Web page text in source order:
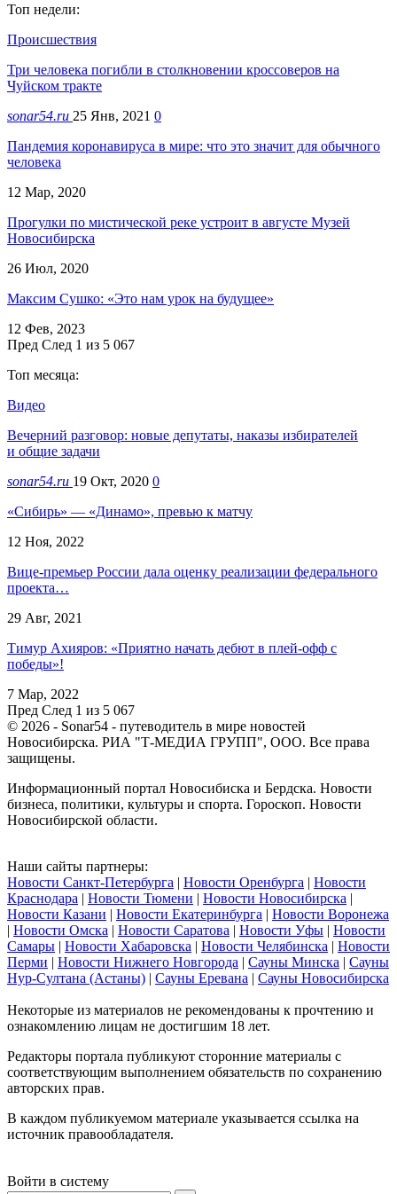
Топ недели:
Происшествия
Три человека погибли в столкновении кроссоверов на
Чуйском тракте
sonar54.ru 25 Янв, 2021 0
Пандемия коронавируса в мире: что это значит для обычного
человека
12 Мар, 2020
Прогулки по мистической реке устроит в августе Музей
Новосибирска
26 Июл, 2020
Максим Сушко: «Это нам урок на будущее»
12 Фев, 2023
Пред След 1 из 5 067
Топ месяца:
Видео
Вечерний разговор: новые депутаты, наказы избирателей
и общие задачи
sonar54.ru 19 Окт, 2020 0
«Сибирь» — «Динамо», превью к матчу
12 Ноя, 2022
Вице-премьер России дала оценку реализации федерального
проекта…
29 Авг, 2021
Тимур Ахияров: «Приятно начать дебют в плей-офф с
победы»!
7 Мар, 2022
Пред След 1 из 5 067
© 2026 - Sonar54 - путеводитель в мире новостей
Новосибирска. РИА "Т-МЕДИА ГРУПП", ООО. Все права
защищены.
Информационный портал Новосибиска и Бердска. Новости
бизнеса, политики, культуры и спорта. Гороскоп. Новости
Новосибирской области.
Наши сайты партнеры:
Новости Санкт-Петербурга | Новости Оренбурга | Новости
Краснодара | Новости Тюмени | Новости Новосибирска |
Новости Казани | Новости Екатеринбурга | Новости Воронежа
| Новости Омска | Новости Саратова | Новости Уфы | Новости
Самары | Новости Хабаровска | Новости Челябинска | Новости
Перми | Новости Нижнего Новгорода | Сауны Минска | Сауны
Нур-Султана (Астаны) | Сауны Еревана | Сауны Новосибирска
Некоторые из материалов не рекомендованы к прочтению и
ознакомлению лицам не достигшим 18 лет.
Редакторы портала публикуют сторонние материалы с
соответствующим выполнением обязательств по сохранению
авторских прав.
В каждом публикуемом материале указывается ссылка на
источник правообладателя.
Войти в систему